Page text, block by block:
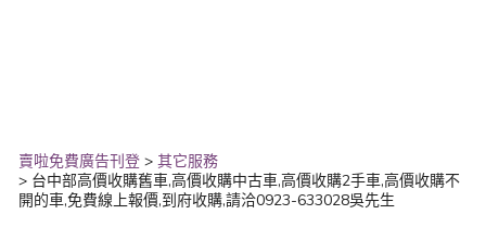
賣啦免費廣告刊登 > 其它服務
> 台中部高價收購舊車,高價收購中古車,高價收購2手車,高價收購不
開的車,免費線上報價,到府收購,請洽0923-633028吳先生